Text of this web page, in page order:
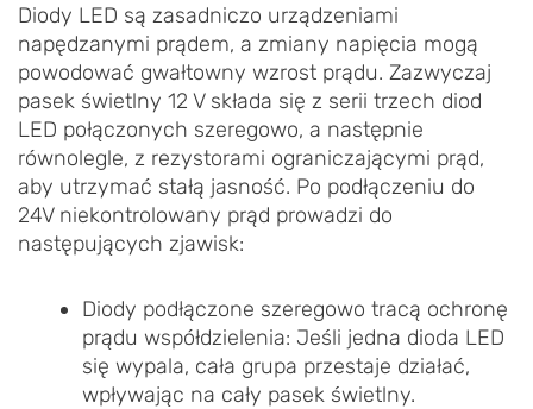
Diody LED są zasadniczo urządzeniami
napędzanymi prądem, a zmiany napięcia mogą
powodować gwałtowny wzrost prądu. Zazwyczaj
pasek świetlny 12 V składa się z serii trzech diod
LED połączonych szeregowo, a następnie
równolegle, z rezystorami ograniczającymi prąd,
aby utrzymać stałą jasność. Po podłączeniu do
24V niekontrolowany prąd prowadzi do
następujących zjawisk:
Diody podłączone szeregowo tracą ochronę
prądu współdzielenia: Jeśli jedna dioda LED
się wypala, cała grupa przestaje działać,
wpływając na cały pasek świetlny.